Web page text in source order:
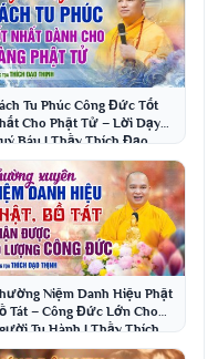
Tu Phúc Công Đức Tốt
Cho Phật Tử – Lời Dạy
Báu | Thầy Thích Đạo
Niệm Danh Hiệu Phật
Tát – Công Đức Lớn Cho
Tu Hành | Thầy Thích
Thịnh